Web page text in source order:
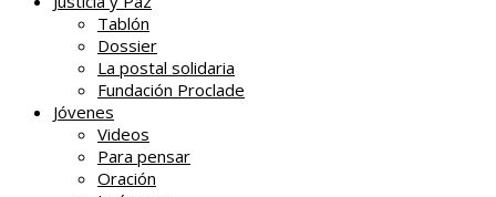
Tablón
Dossier
La postal solidaria
Fundación Proclade
Jóvenes
Videos
Para pensar
Oración